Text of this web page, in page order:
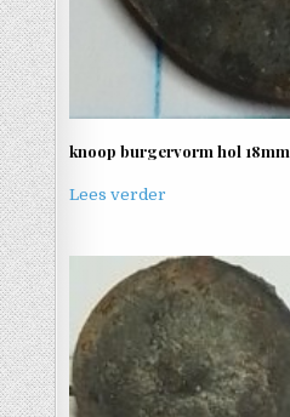
knoop burgervorm hol 18mm
Lees verder